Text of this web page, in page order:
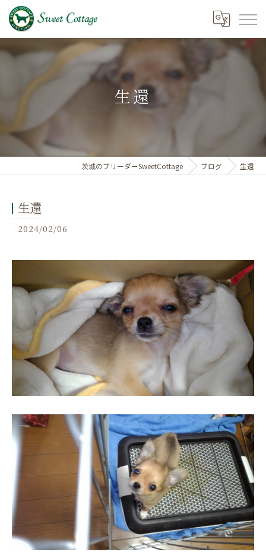
生還
茨城のブリーダーSweetCottage ブログ 生還
生還
2024/02/06